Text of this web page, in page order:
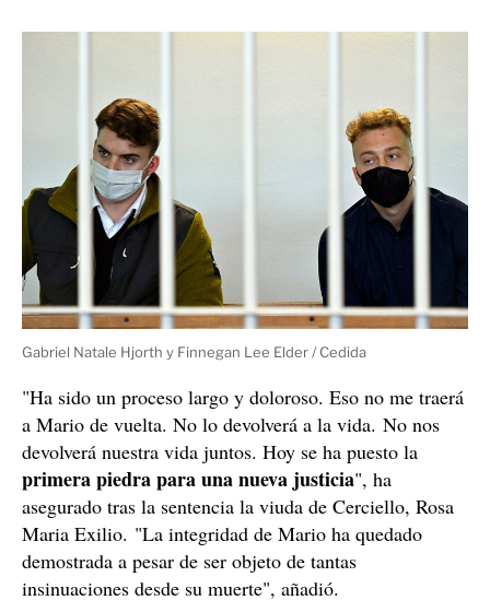
Gabriel Natale Hjorth y Finnegan Lee Elder / Cedida
"Ha sido un proceso largo y doloroso. Eso no me traerá
a Mario de vuelta. No lo devolverá a la vida. No nos
devolverá nuestra vida juntos. Hoy se ha puesto la
primera piedra para una nueva justicia", ha
asegurado tras la sentencia la viuda de Cerciello, Rosa
Maria Exilio. "La integridad de Mario ha quedado
demostrada a pesar de ser objeto de tantas
insinuaciones desde su muerte", añadió.